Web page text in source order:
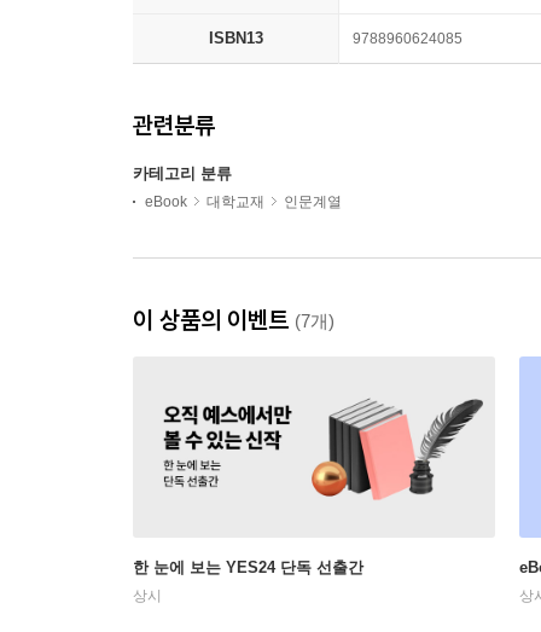
ISBN13 9788960624085
관련분류
카테고리 분류
eBook 대학교재 인문계열
이 상품의 이벤트 (7개)
한 눈에 보는 YES24 단독 선출간
상시 상